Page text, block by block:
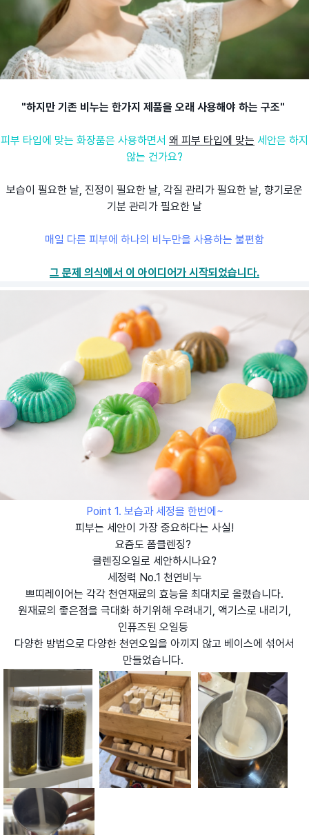
"하지만 기존 비누는 한가지 제품을 오래 사용해야 하는 구조"
피부 타입에 맞는 화장품은 사용하면서 왜 피부 타입에 맞는 세안은 하지
않는 건가요?
보습이 필요한 날, 진정이 필요한 날, 각질 관리가 필요한 날, 향기로운
기분 관리가 필요한 날
매일 다른 피부에 하나의 비누만을 사용하는 불편함
그 문제 의식에서 이 아이디어가 시작되었습니다.
Point 1. 보습과 세정을 한번에~
피부는 세안이 가장 중요하다는 사실!
요즘도 폼클렌징?
클렌징오일로 세안하시나요?
세정력 No.1 천연비누
쁘띠레이어는 각각 천연재료의 효능을 최대치로 올렸습니다.
원재료의 좋은점을 극대화 하기위해 우려내기, 액기스로 내리기,
인퓨즈된 오일등
다양한 방법으로 다양한 천연오일을 아끼지 않고 베이스에 섞어서
만들었습니다.